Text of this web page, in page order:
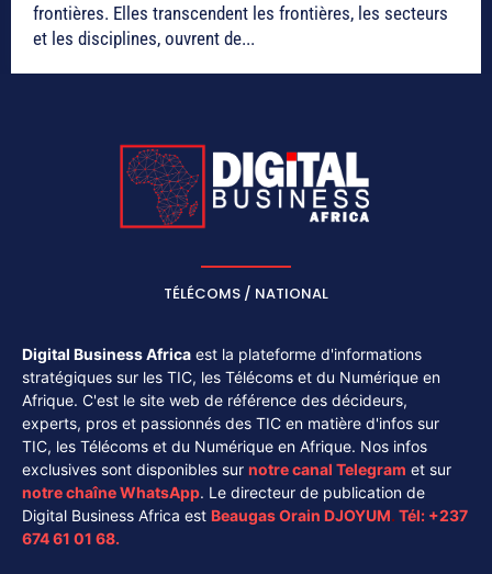
frontières. Elles transcendent les frontières, les secteurs
et les disciplines, ouvrent de...
TÉLÉCOMS / NATIONAL
Digital Business Africa est la plateforme d'informations
stratégiques sur les TIC, les Télécoms et du Numérique en
Afrique. C'est le site web de référence des décideurs,
experts, pros et passionnés des TIC en matière d'infos sur
TIC, les Télécoms et du Numérique en Afrique. Nos infos
exclusives sont disponibles sur notre canal Telegram et sur
notre chaîneWhatsApp. Le directeur de publication de
Digital Business Africa est Beaugas Orain DJOYUM. Tél: +237
674 61 01 68.